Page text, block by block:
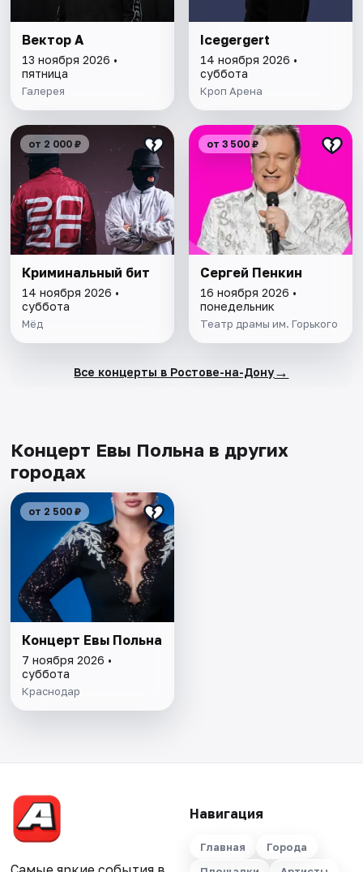
Вектор А
13 ноября 2026 •
пятница
Галерея
Icegergert
14 ноября 2026 •
суббота
Кроп Арена
от 2 000 ₽
Криминальный бит
14 ноября 2026 •
суббота
Мёд
от 3 500 ₽
Сергей Пенкин
16 ноября 2026 •
понедельник
Театр драмы им. Горького
Все концерты в Ростове-на-Дону→
Концерт Евы Польна в других
городах
от 2 500 ₽
Концерт Евы Польна
7 ноября 2026 •
суббота
Краснодар
Навигация
Главная
Города